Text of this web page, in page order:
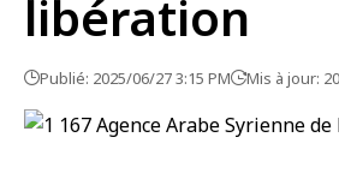
libération
Publié: 2025/06/27 3:15 PM Mis à jour: